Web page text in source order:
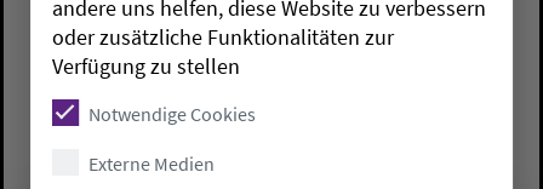
Brake:Paul-Gerhardt-Haus
Montag, 10.8.2026, 10-11:30 Uhr
andere uns helfen, diese Website zu verbessern
oder zusätzliche Funktionalitäten zur
Verfügung zu stellen
Notwendige Cookies
Externe Medien